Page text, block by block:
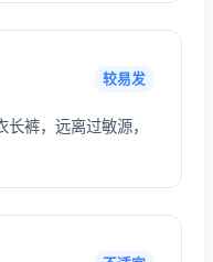
较易发
裤，远离过敏源，